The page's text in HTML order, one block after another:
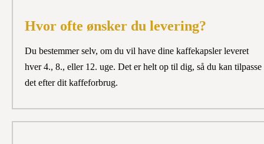
Hvor ofte ønsker du levering?
Du bestemmer selv, om du vil have dine kaffekapsler leveret
hver 4., 8., eller 12. uge. Det er helt op til dig, så du kan tilpasse
det efter dit kaffeforbrug.